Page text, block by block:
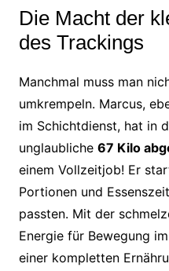
Die Macht der
des Trackings
Manchmal muss man
umkrempeln. Marcus,
im Schichtdienst, hat in
unglaubliche 67 Kilo
einem Vollzeitjob! Er
Portionen und
passten. Mit der
Energie für Bewegung
einer kompletten